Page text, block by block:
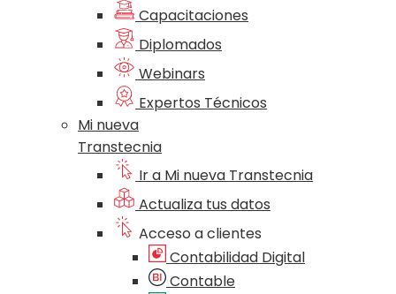
Capacitaciones
Diplomados
Webinars
Expertos Técnicos
Mi nueva
Transtecnia
Ir a Mi nueva Transtecnia
Actualiza tus datos
Acceso a clientes
Contabilidad Digital
Contable